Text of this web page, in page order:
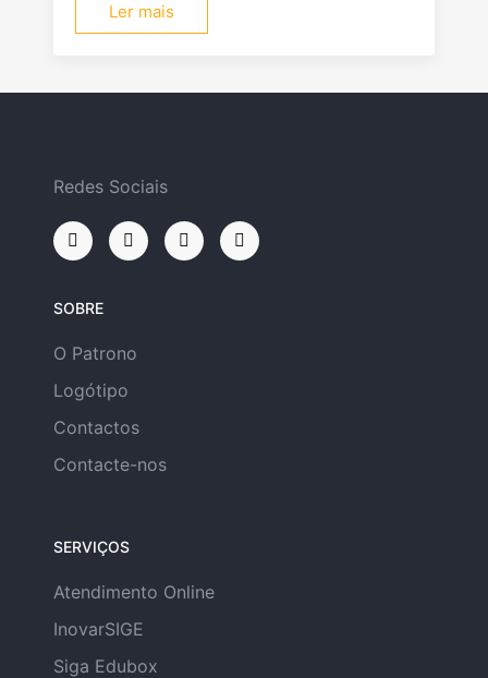
Ler mais
Redes Sociais
SOBRE
O Patrono
Logótipo
Contactos
Contacte-nos
SERVIÇOS
Atendimento Online
InovarSIGE
Siga Edubox